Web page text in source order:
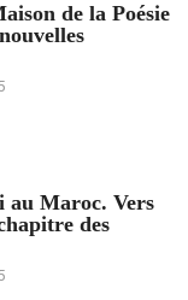
de la Poésie
au Maroc. Vers
des